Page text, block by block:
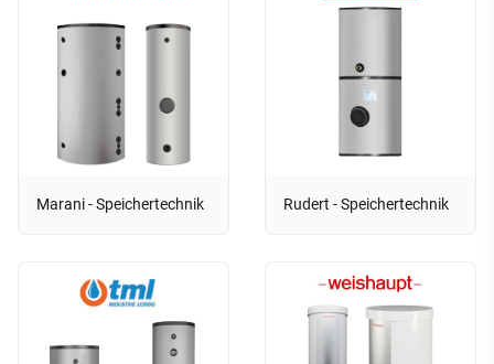
Marani - Speichertechnik Rudert - Speichertechnik